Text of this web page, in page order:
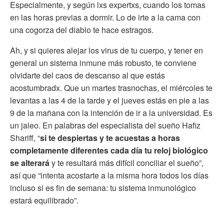
Especialmente, y según lxs expertxs, cuando los tomas
en las horas previas a dormir. Lo de irte a la cama con
una cogorza del diablo te hace estragos.
Ah, y si quieres alejar los virus de tu cuerpo, y tener en
general un sistema inmune más robusto, te conviene
olvidarte del caos de descanso al que estás
acostumbradx. Que un martes trasnochas, el miércoles te
levantas a las 4 de la tarde y el jueves estás en pie a las
9 de la mañana con la intención de ir a la universidad. Es
un jaleo. En palabras del especialista del sueño Hafiz
Shariff, “si te despiertas y te acuestas a horas
completamente diferentes cada día tu reloj biológico
se alteraráy te resultará más difícil conciliar el sueño”,
así que “intenta acostarte a la misma hora todos los días
incluso si es fin de semana: tu sistema inmunológico
estará equilibrado”.